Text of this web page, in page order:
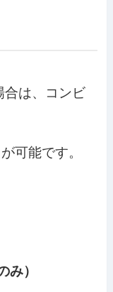
合は、コンビ
可能です。
み）